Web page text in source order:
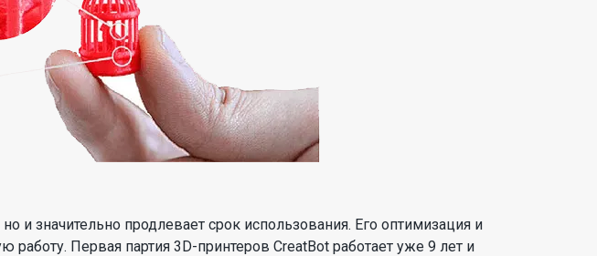
и значительно продлевает срок использования. Его оптимизация и
Первая партия 3D-принтеров CreatBot работает уже 9 лет и